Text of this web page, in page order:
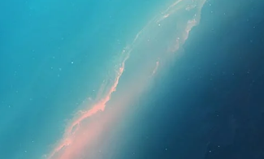
Para os doentes